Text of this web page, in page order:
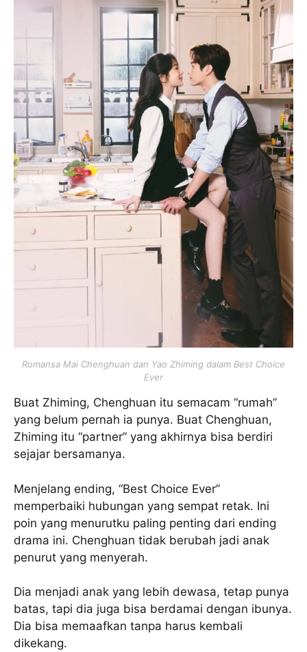
Romansa Mai Chenghuan dan Yao Zhiming dalam Best Choice
Ever
Buat Zhiming, Chenghuan itu semacam “rumah”
yang belum pernah ia punya. Buat Chenghuan,
Zhiming itu “partner” yang akhirnya bisa berdiri
sejajar bersamanya.
Menjelang ending, “Best Choice Ever”
memperbaiki hubungan yang sempat retak. Ini
poin yang menurutku paling penting dari ending
drama ini. Chenghuan tidak berubah jadi anak
penurut yang menyerah.
Dia menjadi anak yang lebih dewasa, tetap punya
batas, tapi dia juga bisa berdamai dengan ibunya.
Dia bisa memaafkan tanpa harus kembali
dikekang.